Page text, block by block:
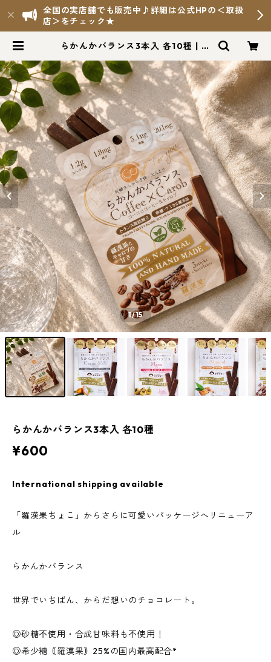
全国の実店舗でも販売中♪詳細は公式HPの＜取扱
店＞をチェック★
らかんかバランス3本入 各10種 | 羅
1/15
らかんかバランス3本入 各10種
¥600
International shipping available
「羅漢果ちょこ」からさらに可愛いパッケージへリニューア
ル
らかんかバランス
世界でいちばん、からだ想いのチョコレート。
◎砂糖不使用・合成甘味料も不使用！
◎希少糖｟羅漢果｠25%の国内最高配合*